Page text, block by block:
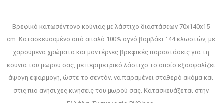
Βρεφικό κατωσέντονο κούνιας με λάστιχο διαστάσεων 70x140x15
cm. Κατασκευασμένο από απαλό 100% αγνό βαμβάκι 144 κλωστών, με
χαρούμενα χρώματα και μοντέρνες βρεφικές παραστάσεις για τη
κούνια του μωρού σας, με περιμετρικό λάστιχο το οποίο εξασφαλίζει
άψογη εφαρμογή, ώστε το σεντόνι να παραμένει σταθερό ακόμα και
στις πιο ανήσυχες κινήσεις του μωρού σας. Κατασκευάζεται στην